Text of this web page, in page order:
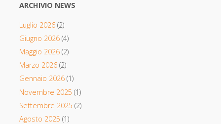
ARCHIVIO NEWS
Luglio 2026(2)
Giugno 2026(4)
Maggio 2026(2)
Marzo 2026(2)
Gennaio 2026(1)
Novembre 2025 (1)
Settembre 2025 (2)
Agosto 2025 (1)